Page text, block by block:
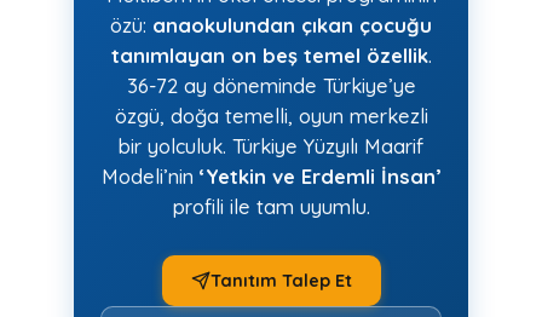
özü: anaokulundan çıkan çocuğu
tanımlayan on beş temel özellik.
36-72 ay döneminde Türkiye’ye
özgü, doğa temelli, oyun merkezli
bir yolculuk. Türkiye Yüzyılı Maarif
Modeli’nin ‘Yetkin ve Erdemli İnsan’
profili ile tam uyumlu.
Tanıtım Talep Et